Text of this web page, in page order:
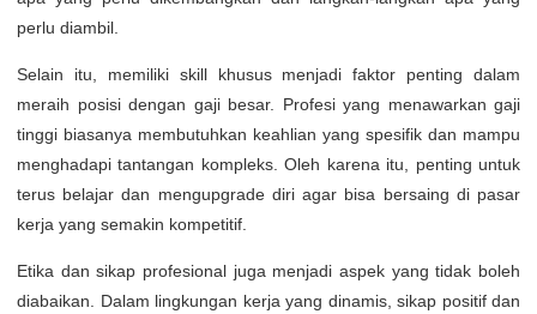
perlu diambil.
Selain itu, memiliki skill khusus menjadi faktor penting dalam
meraih posisi dengan gaji besar. Profesi yang menawarkan gaji
tinggi biasanya membutuhkan keahlian yang spesifik dan mampu
menghadapi tantangan kompleks. Oleh karena itu, penting untuk
terus belajar dan mengupgrade diri agar bisa bersaing di pasar
kerja yang semakin kompetitif.
Etika dan sikap profesional juga menjadi aspek yang tidak boleh
diabaikan. Dalam lingkungan kerja yang dinamis, sikap positif dan